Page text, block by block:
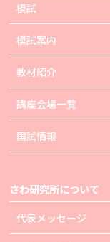
模試
模試案内
教材紹介
講座会場一覧
国試情報
さわ研究所について
代表メッセージ